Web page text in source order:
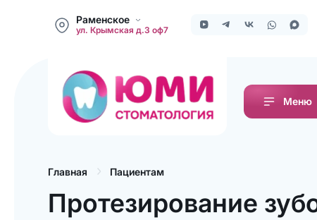
Раменское
ул. Крымская д.3 оф7
Меню
Главная Пациентам
Протезирование